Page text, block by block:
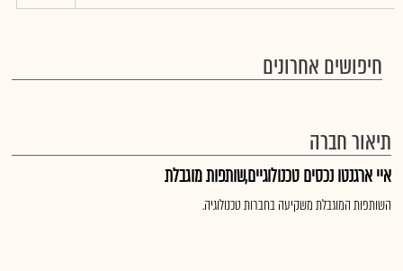
חיפושים אחרונים
תיאור חברה
איי ארגנטו נכסים טכנולוגיים,שותפות מוגבלת
השותפות המוגבלת משקיעה בחברות טכנולוגיה.